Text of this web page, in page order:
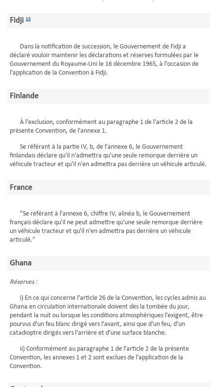
Fidji 12
Dans la notification de succession, le Gouvernement de Fidji a
déclaré vouloir maintenir les déclarations et réserves formulées par le
Gouvernement du Royaume-Uni le 16 décembre 1965, à l'occasion de
l'application de la Convention à Fidji.
Finlande
À l'exclusion, conformément au paragraphe 1 de l'article 2 de la
présente Convention, de l'annexe 1.
Se référant à la partie IV, b, de l'annexe 6, le Gouvernement
finlandais déclare qu'il n'admettra qu'une seule remorque derrière un
véhicule tracteur et qu'il n'en admettra pas derrière un véhicule articulé.
France
"Se référant à l'annexe 6, chiffre IV, alinéa b, le Gouvernement
français déclare qu'il ne peut admettre qu'une seule remorque derrière
un véhicule tracteur et qu'il n'en admettra pas derrière un véhicule
articulé."
Ghana
Réserves :
i) En ce qui concerne l'article 26 de la Convention, les cycles admis au
Ghana en circulation internationale doivent dès la tombée du jour,
pendant la nuit ou lorsque les conditions atmosphériques l'exigent, être
pourvus d'un feu blanc dirigé vers l'avant, ainsi que d'un feu, d'un
catadioptre dirigés vers l'arrière et d'une surface blanche.
ii) Conformément au paragraphe 1 de l'article 2 de la présente
Convention, les annexes 1 et 2 sont exclues de l'application de la
Convention.